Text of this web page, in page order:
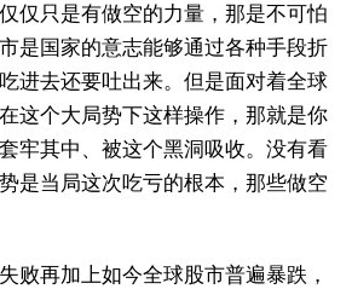
仅只是有做空的力量，那是不可怕
是国家的意志能够通过各种手段折
进去还要吐出来。但是面对着全球
这个大局势下这样操作，那就是你
牢其中、被这个黑洞吸收。没有看
是当局这次吃亏的根本，那些做空
败再加上如今全球股市普遍暴跌，